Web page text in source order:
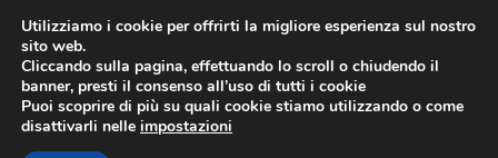
contenuto
Utilizziamo i cookie per offrirti la migliore esperienza sul nostro
sito web.
Cliccando sulla pagina, effettuando lo scroll o chiudendo il
banner, presti il consenso all’uso di tutti i cookie
Puoi scoprire di più su quali cookie stiamo utilizzando o come
disattivarli nelle impostazioni